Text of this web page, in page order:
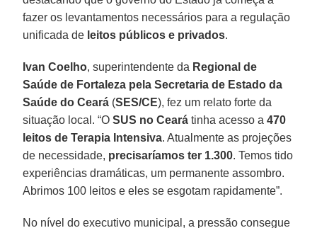
fazer os levantamentos necessários para a regulação
unificada de leitos públicos e privados.
Ivan Coelho, superintendente da Regional de
Saúde de Fortaleza pela Secretaria de Estado da
Saúde do Ceará (SES/CE), fez um relato forte da
situação local. “OSUS no Ceará tinha acesso a470
leitos de Terapia Intensiva. Atualmente as projeções
de necessidade, precisaríamos ter 1.300. Temos tido
experiências dramáticas, um permanente assombro.
Abrimos 100 leitos e eles se esgotam rapidamente”.
No nível do executivo municipal, a pressão consegue